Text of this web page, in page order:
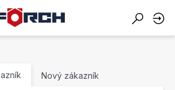
Nový zákazník